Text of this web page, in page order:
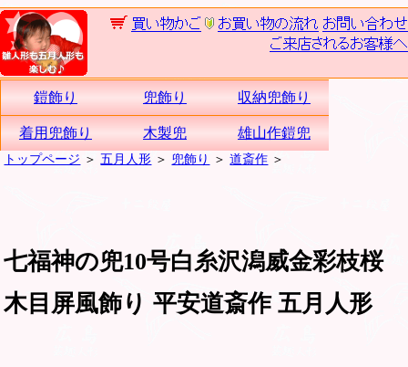
鎧飾り 兜飾り 収納兜飾り
着用兜飾り 木製兜 雄山作鎧兜
トップページ ＞五月人形 ＞ 兜飾り ＞道斎作 ＞
七福神の兜10号白糸沢潟威金彩枝桜
木目屏風飾り 平安道斎作 五月人形